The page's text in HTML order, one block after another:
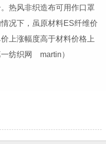
热风非织造布可用作口罩
况下，虽原材料ES纤维价
上涨幅度高于材料价格上
纺织网 martin）